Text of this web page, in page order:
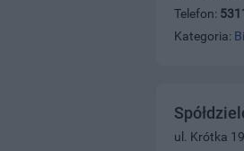
Telefon:
Kategoria:
ul. Krótka